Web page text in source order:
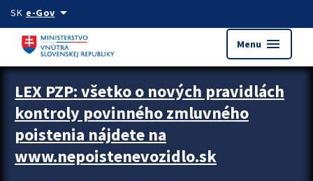
Preskocit na hlavný obsah
SK e-Govarrow_drop_down
Menu menu
Zastavit automatický posun upútavok
LEX PZP: všetko o nových pravidlách
kontroly povinného zmluvného
poistenia nájdete na
www.nepoistenevozidlo.sk